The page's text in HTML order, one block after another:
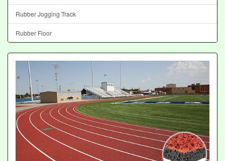
Rubber Jogging Track
Rubber Floor